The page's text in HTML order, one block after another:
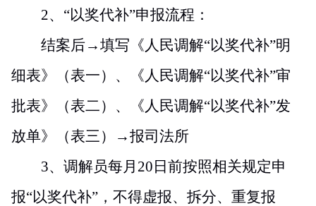
2、“以奖代补”申报流程：
结案后→填写《人民调解“以奖代补”明
细表》（表一）、《人民调解“以奖代补”审
批表》（表二）、《人民调解“以奖代补”发
放单》（表三）→报司法所
3、调解员每月 20 日前按照相关规定申
报“以奖代补”，不得虚报、拆分、重复报